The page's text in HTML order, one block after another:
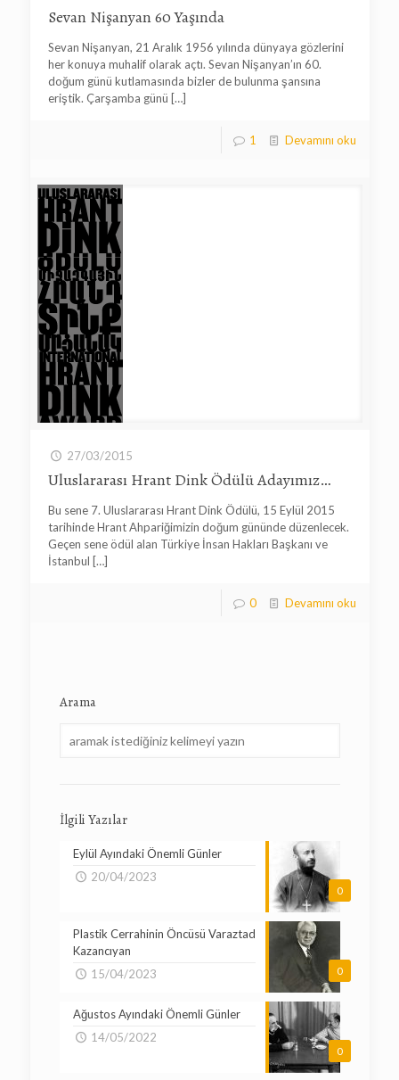
Sevan Nişanyan 60 Yaşında
Sevan Nişanyan, 21 Aralık 1956 yılında dünyaya gözlerini
her konuya muhalif olarak açtı. Sevan Nişanyan’ın 60.
doğum günü kutlamasında bizler de bulunma şansına
eriştik. Çarşamba günü […]
1 Devamını oku
27/03/2015
Uluslararası Hrant Dink Ödülü Adayımız…
Bu sene 7. Uluslararası Hrant Dink Ödülü, 15 Eylül 2015
tarihinde Hrant Ahpariğimizin doğum gününde düzenlecek.
Geçen sene ödül alan Türkiye İnsan Hakları Başkanı ve
İstanbul […]
0 Devamını oku
Arama
İlgili Yazılar
0
Eylül Ayındaki Önemli Günler
20/04/2023
0
Plastik Cerrahinin Öncüsü Varaztad
Kazancıyan
15/04/2023
0
Ağustos Ayındaki Önemli Günler
14/05/2022